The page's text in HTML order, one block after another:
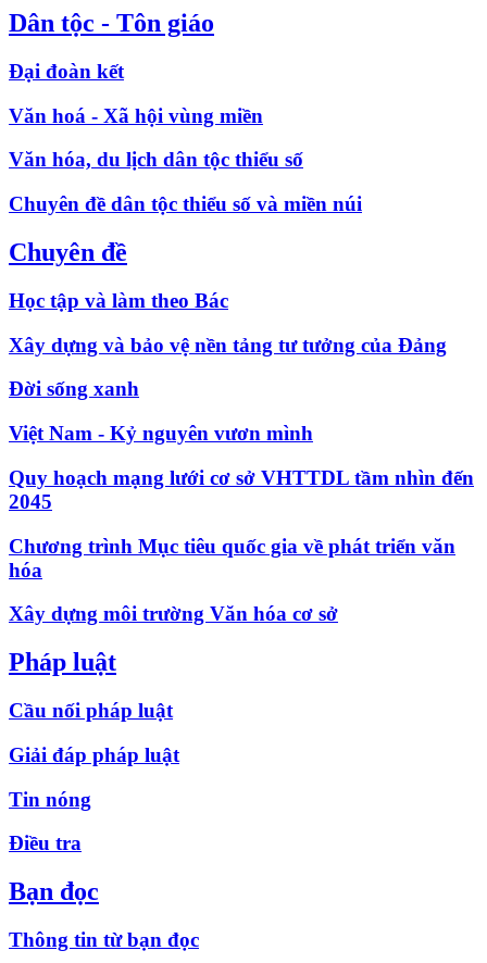
Dân tộc - Tôn giáo
Đại đoàn kết
Văn hoá - Xã hội vùng miền
Văn hóa, du lịch dân tộc thiểu số
Chuyên đề dân tộc thiểu số và miền núi
Chuyên đề
Học tập và làm theo Bác
Xây dựng và bảo vệ nền tảng tư tưởng của Đảng
Đời sống xanh
Việt Nam - Kỷ nguyên vươn mình
Quy hoạch mạng lưới cơ sở VHTTDL tầm nhìn đến
2045
Chương trình Mục tiêu quốc gia về phát triển văn
hóa
Xây dựng môi trường Văn hóa cơ sở
Pháp luật
Cầu nối pháp luật
Giải đáp pháp luật
Tin nóng
Điều tra
Bạn đọc
Thông tin từ bạn đọc